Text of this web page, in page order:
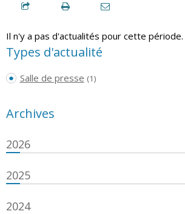
Il n'y a pas d'actualités pour cette période.
Types d'actualité
Salle de presse (1)
Archives
2026
2025
2024